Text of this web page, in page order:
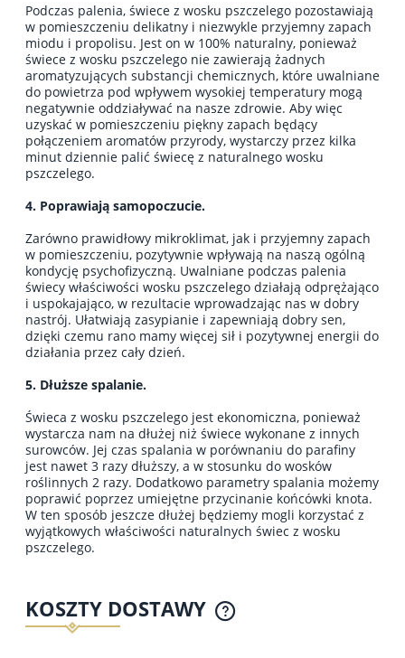
Podczas palenia, świece z wosku pszczelego pozostawiają
w pomieszczeniu delikatny i niezwykle przyjemny zapach
miodu i propolisu. Jest on w 100% naturalny, ponieważ
świece z wosku pszczelego nie zawierają żadnych
aromatyzujących substancji chemicznych, które uwalniane
do powietrza pod wpływem wysokiej temperatury mogą
negatywnie oddziaływać na nasze zdrowie. Aby więc
uzyskać w pomieszczeniu piękny zapach będący
połączeniem aromatów przyrody, wystarczy przez kilka
minut dziennie palić świecę z naturalnego wosku
pszczelego.
4. Poprawiają samopoczucie.
Zarówno prawidłowy mikroklimat, jak i przyjemny zapach
w pomieszczeniu, pozytywnie wpływają na naszą ogólną
kondycję psychofizyczną. Uwalniane podczas palenia
świecy właściwości wosku pszczelego działają odprężająco
i uspokajająco, w rezultacie wprowadzając nas w dobry
nastrój. Ułatwiają zasypianie i zapewniają dobry sen,
dzięki czemu rano mamy więcej sił i pozytywnej energii do
działania przez cały dzień.
5. Dłuższe spalanie.
Świeca z wosku pszczelego jest ekonomiczna, ponieważ
wystarcza nam na dłużej niż świece wykonane z innych
surowców. Jej czas spalania w porównaniu do parafiny
jest nawet 3 razy dłuższy, a w stosunku do wosków
roślinnych 2 razy. Dodatkowo parametry spalania możemy
poprawić poprzez umiejętne przycinanie końcówki knota.
W ten sposób jeszcze dłużej będziemy mogli korzystać z
wyjątkowych właściwości naturalnych świec z wosku
pszczelego.
KOSZTY DOSTAWY
CENA NIE ZAWIERA EWENTUALNYCH KOSZTÓW
PŁATNOŚCI